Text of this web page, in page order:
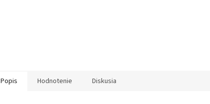
Popis Hodnotenie Diskusia